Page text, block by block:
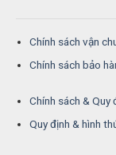
Chính sách vận
Chính sách bảo
Chính sách & Quy
Quy định & hình